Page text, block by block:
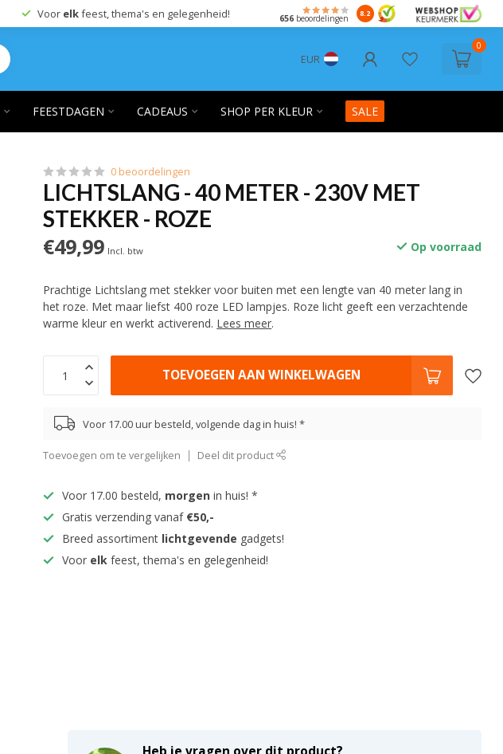
Voor elkfeest, thema's en gelegenheid! 656beoordelingen 8.2
EUR
0
FEESTDAGEN CADEAUS SHOP PER KLEUR SALE
0 beoordelingen
LICHTSLANG - 40 METER - 230V MET
STEKKER - ROZE
€49,99 Incl. btw Op voorraad
Prachtige Lichtslang met stekker voor buiten met een lengte van 40 meter lang in
het roze. Met maar liefst 400 roze LED lampjes. Roze licht geeft een verzachtende
warme kleur en werkt activerend. Lees meer.
TOEVOEGEN AAN WINKELWAGEN
Voor 17.00 uur besteld, volgende dag in huis! *
Toevoegen om te vergelijken Deel dit product
Voor 17.00 besteld, morgen in huis! *
Gratis verzending vanaf €50,-
Breed assortiment lichtgevende gadgets!
Voor elk feest, thema's en gelegenheid!